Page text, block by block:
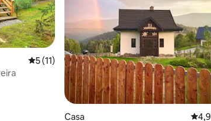
Classificação média de 5 em 5 estrelas,
5 (11)
Casa